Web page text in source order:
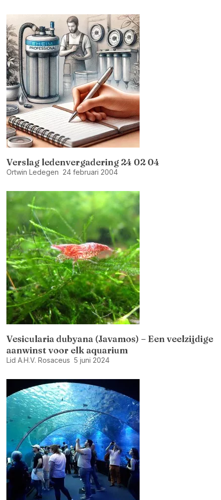
Verslag ledenvergadering 24 02 04
Ortwin Ledegen 24 februari 2004
Vesicularia dubyana (Javamos) – Een veelzijdige
aanwinst voor elk aquarium
Lid A.H.V. Rosaceus 5 juni 2024